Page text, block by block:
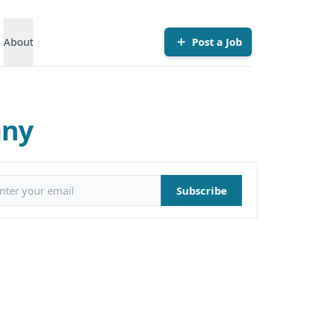
About Post a Job
Subscribe